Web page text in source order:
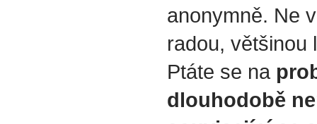
anonymně. Ne
radou, většinou
Ptáte se na
dlouhodobě